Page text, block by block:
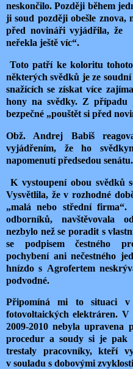
neskončilo. Později během
ji soud později obešle znova,
před novináři vyjádřila, že
neřekla ještě víc“.
Toto patří ke koloritu
některých svědků je ze
snažících se získat více
hony na svědky. Z případu
bezpečné „pouštět si před
Obž. Andrej Babiš
vyjádřením, že ho
napomenutí předsedou senátu.
K vystoupení obou svědků
Vysvětlila, že v rozhodné
„malá nebo střední firma“.
odborníků, navštěvovala
nezbylo než se poradit s
se podpisem čestného
pochybení ani nečestného
hnízdo s Agrofertem
podvodné.
Připomíná mi to situaci v
fotovoltaických elektráren. V
2009-2010 nebyla
procedur a soudy si je pak
trestaly pracovníky, kteří
v souladu s dobovými